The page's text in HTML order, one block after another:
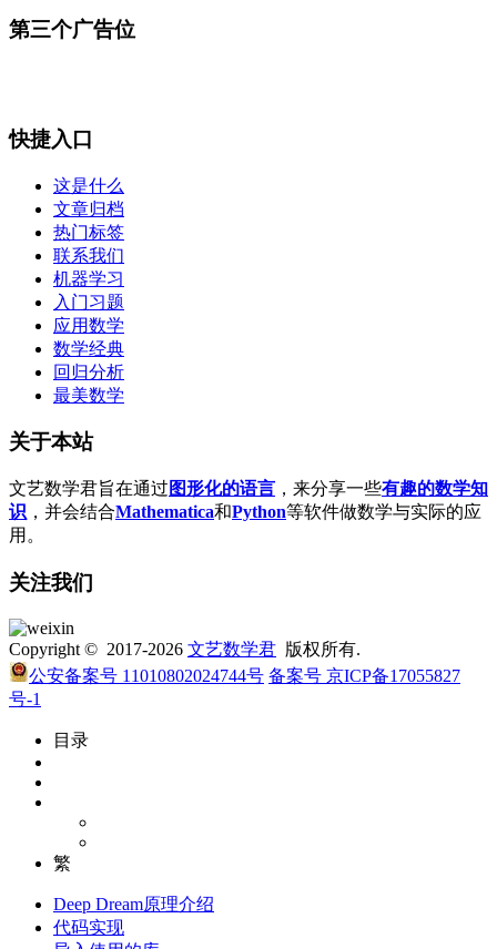
第三个广告位
快捷入口
这是什么
文章归档
热门标签
联系我们
机器学习
入门习题
应用数学
数学经典
回归分析
最美数学
关于本站
文艺数学君旨在通过 图形化的语言 ，来分享一些有趣的数学知
识 ，并会结合Mathematica和Python等软件做数学与实际的应
用。
关注我们
Copyright © 2017-2026 文艺数学君 版权所有.
公安备案号 11010802024744号 备案号 京ICP备17055827
号-1
目录
繁
Deep Dream原理介绍
代码实现